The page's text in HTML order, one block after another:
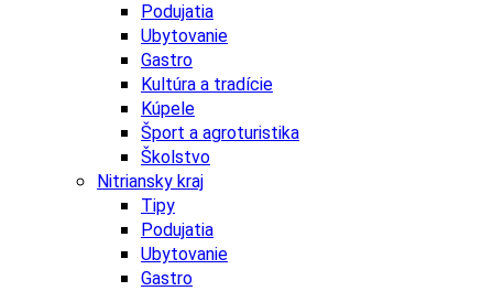
Podujatia
Ubytovanie
Gastro
Kultúra a tradície
Kúpele
Šport a agroturistika
Školstvo
Nitriansky kraj
Tipy
Podujatia
Ubytovanie
Gastro